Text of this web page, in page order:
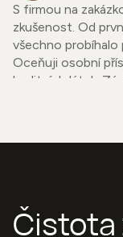
S firmou na
zkušenost. Od
všechno probíhalo
Oceňuji osobní
kvalitních látek.
Chtěla bych se
jelikož odvádějí
Čistota